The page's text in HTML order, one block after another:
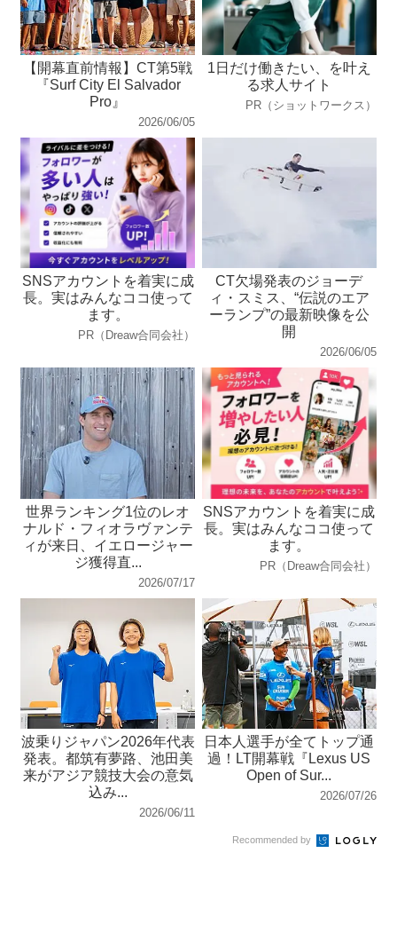
【開幕直前情報】CT第5戦
『Surf City El Salvador
Pro』
2026/06/05
1日だけ働きたい、を叶え
る求人サイト
PR（ショットワークス）
SNSアカウントを着実に成
長。実はみんなココ使って
ます。
PR（Dreaw合同会社）
CT欠場発表のジョーデ
ィ・スミス、“伝説のエア
ーランプ”の最新映像を公
開
2026/06/05
世界ランキング1位のレオ
ナルド・フィオラヴァンテ
ィが来日、イエロージャー
ジ獲得直...
2026/07/17
SNSアカウントを着実に成
長。実はみんなココ使って
ます。
PR（Dreaw合同会社）
波乗りジャパン2026年代表
発表。都筑有夢路、池田美
来がアジア競技大会の意気
込み...
2026/06/11
日本人選手が全てトップ通
過！LT開幕戦『Lexus US
Open of Sur...
2026/07/26
Recommended by